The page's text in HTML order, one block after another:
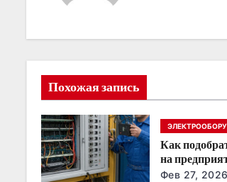
и
я
п
о
Похожая запись
Как
на
условия
Фев 27, 2026